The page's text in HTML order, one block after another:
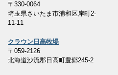
〒330-0064
埼玉県さいたま市浦和区岸町2-
11-11
クラウン日高牧場
〒059-2126
北海道沙流郡日高町豊郷245-2